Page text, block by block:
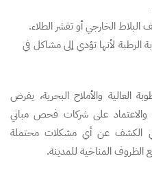
البلاط الخارجي أو تقشر الطلاء.
الرطبة لأنها تؤدي إلى مشاكل في
العالية والأملاح البحرية، يفرض
على شركات فحص مباني
الكشف عن أي مشكلات محتملة
المناخية للمدينة.